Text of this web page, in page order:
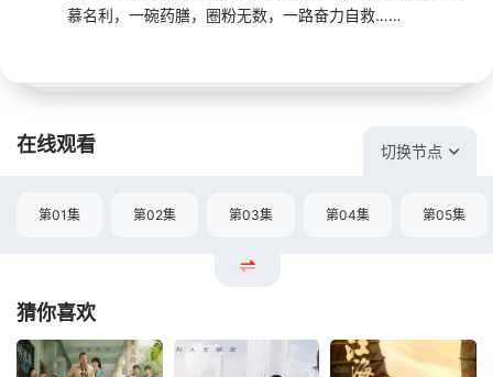
慕名利，一碗药膳，圈粉无数，一路奋力自救……
在线观看 切换节点
第01集 第02集 第03集 第04集 第05集
猜你喜欢